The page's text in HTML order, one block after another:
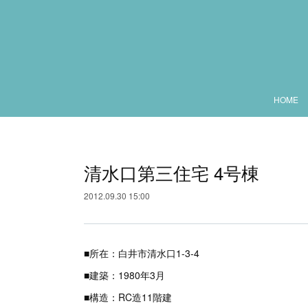
HOME
清水口第三住宅 4号棟
2012.09.30 15:00
■所在：白井市清水口1-3-4
■建築：1980年3月
■構造：RC造11階建